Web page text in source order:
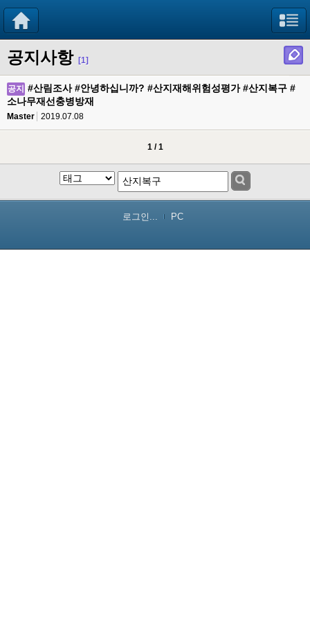
공지사항 [1]
공지
#산림조사 #안녕하십니까? #산지재해위험성평가 #산지복구 #
소나무재선충병방재
Master 2019.07.08
1 / 1
로그인... PC